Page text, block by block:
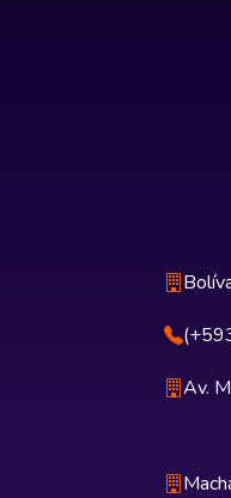
Av.